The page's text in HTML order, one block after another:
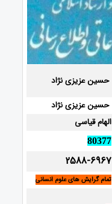
حسین عزیزی نژاد
حسین عزیزی نژاد
الهام قیاسی
80377
2588-6967
تمام گرایش های علوم انسانی